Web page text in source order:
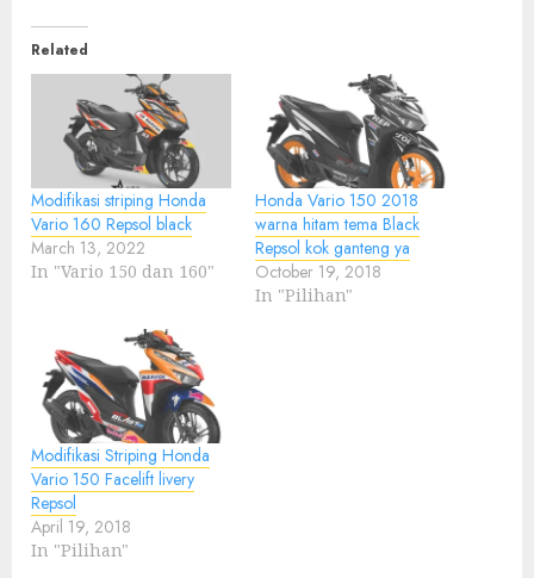
Related
Modifikasi striping Honda
Vario 160 Repsol black
March 13, 2022
In "Vario 150 dan 160"
Honda Vario 150 2018
warna hitam tema Black
Repsol kok ganteng ya
October 19, 2018
In "Pilihan"
Modifikasi Striping Honda
Vario 150 Facelift livery
Repsol
April 19, 2018
In "Pilihan"